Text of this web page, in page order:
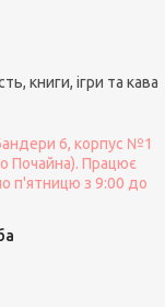
книги, ігри та кава
6, корпус №1
Почайна). Працює
п'ятницю з 9:00 до